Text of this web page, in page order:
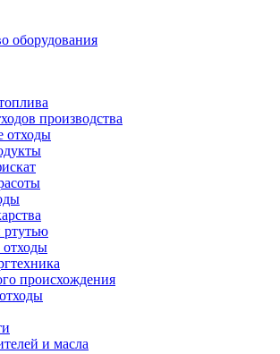
оборудования
производства
отходы
ртутью
происхождения
и масла